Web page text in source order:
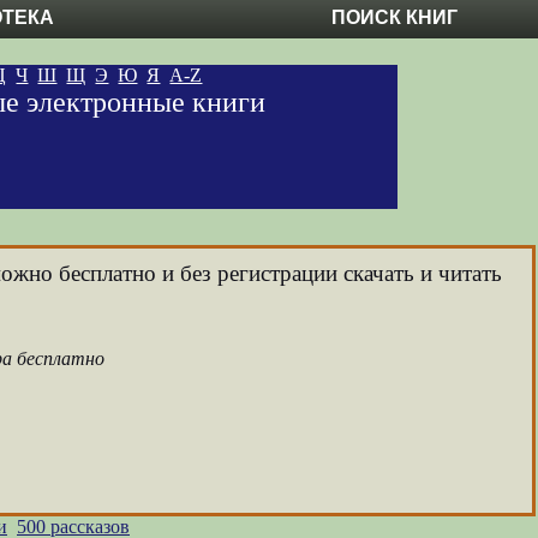
ПОИСК КНИГ
Ч Ш Щ Э Ю Я A-Z
электронные книги
бесплатно и без регистрации скачать и читать
бесплатно
500 рассказов